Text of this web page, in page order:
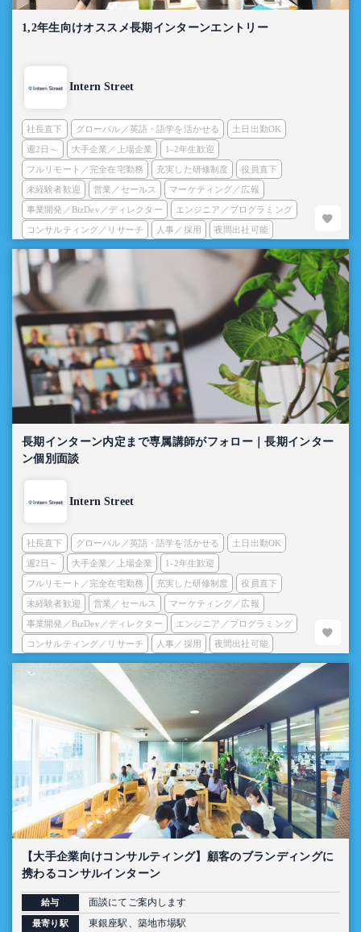
1,2年生向けオススメ長期インターンエントリー
Intern Street
社長直下 グローバル／英語・語学を活かせる 土日出勤OK
週2日～ 大手企業／上場企業 1-2年生歓迎
フルリモート／完全在宅勤務 充実した研修制度 役員直下
未経験者歓迎 営業／セールス マーケティング／広報
事業開発／BizDev／ディレクター エンジニア／プログラミング
コンサルティング／リサーチ 人事／採用 夜間出社可能
長期インターン内定まで専属講師がフォロー｜長期インター
ン個別面談
Intern Street
社長直下 グローバル／英語・語学を活かせる 土日出勤OK
週2日～ 大手企業／上場企業 1-2年生歓迎
フルリモート／完全在宅勤務 充実した研修制度 役員直下
未経験者歓迎 営業／セールス マーケティング／広報
事業開発／BizDev／ディレクター エンジニア／プログラミング
コンサルティング／リサーチ 人事／採用 夜間出社可能
【大手企業向けコンサルティング】顧客のブランディングに
携わるコンサルインターン
給与 面談にてご案内します
最寄り駅 東銀座駅、築地市場駅